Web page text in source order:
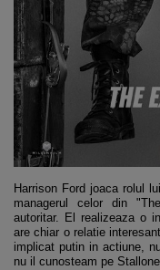
Harrison Ford joaca rolul
managerul celor din
autoritar. El realizeaza o
are chiar o relatie
implicat putin in actiune,
nu il cunosteam pe